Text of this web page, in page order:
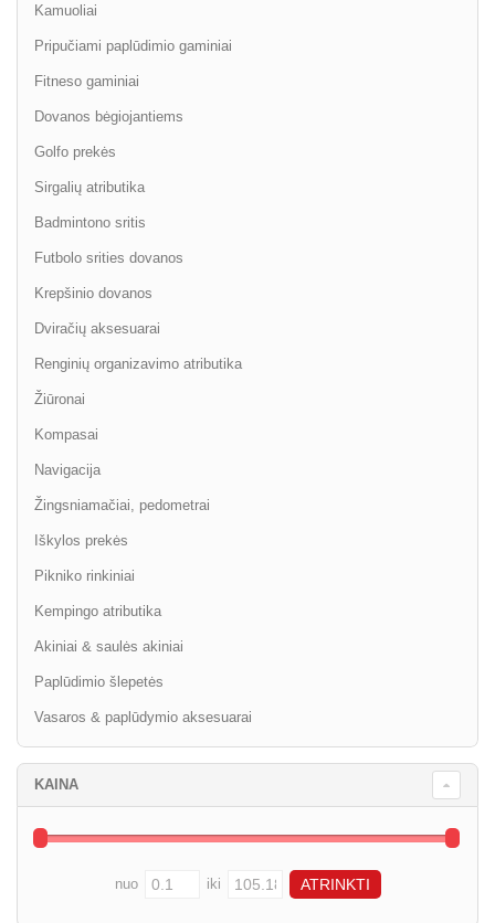
Kamuoliai
Pripučiami paplūdimio gaminiai
Fitneso gaminiai
Dovanos bėgiojantiems
Golfo prekės
Sirgalių atributika
Badmintono sritis
Futbolo srities dovanos
Krepšinio dovanos
Dviračių aksesuarai
Renginių organizavimo atributika
Žiūronai
Kompasai
Navigacija
Žingsniamačiai, pedometrai
Iškylos prekės
Pikniko rinkiniai
Kempingo atributika
Akiniai & saulės akiniai
Paplūdimio šlepetės
Vasaros & paplūdymio aksesuarai
KAINA
nuo iki